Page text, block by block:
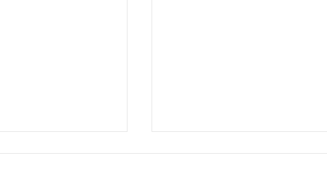
SNSに一本化し